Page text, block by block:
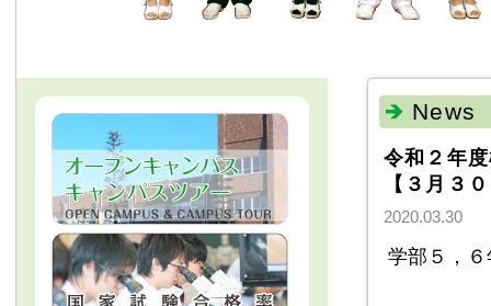
News
令和２年
【３月３
2020.03.30
学部５，